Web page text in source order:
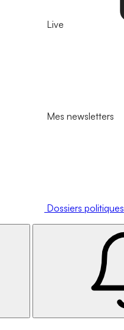
Live
Mes newsletters
Dossiers politiques